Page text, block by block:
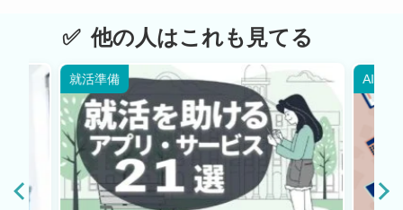
他の人はこれも見てる
就活準備 AI・